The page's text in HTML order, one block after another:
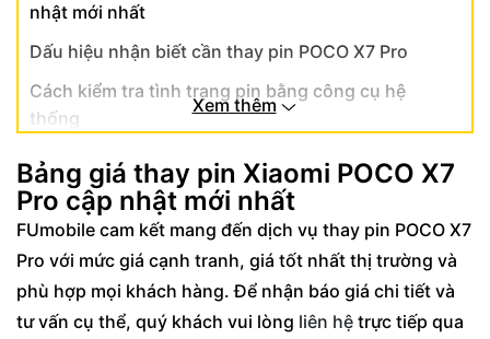
nhật mới nhất
Dấu hiệu nhận biết cần thay pin POCO X7 Pro
Cách kiểm tra tình trạng pin bằng công cụ hệ
thống
Lý do nên chọn thay pin Xiaomi POCO X7 Pro
tại FUmobile
Quy trình thay pin thay pin Xiaomi POCO X7
Pro chuyên nghiệp
Cam kết chỉ sử dụng linh kiện chất lượng
Kỹ thuật viên giàu kinh nghiệm, thao tác
Xem thêm
Bảng giá thay pin Xiaomi POCO X7
Pro cập nhật mới nhất
FUmobile cam kết mang đến dịch vụ thay pin POCO X7
Pro với mức giá cạnh tranh, giá tốt nhất thị trường và
phù hợp mọi khách hàng. Để nhận báo giá chi tiết và
tư vấn cụ thể, quý khách vui lòng liên hệ trực tiếp qua